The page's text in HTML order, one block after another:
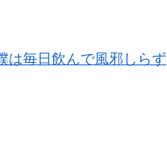
は毎日飲んで風邪しらず